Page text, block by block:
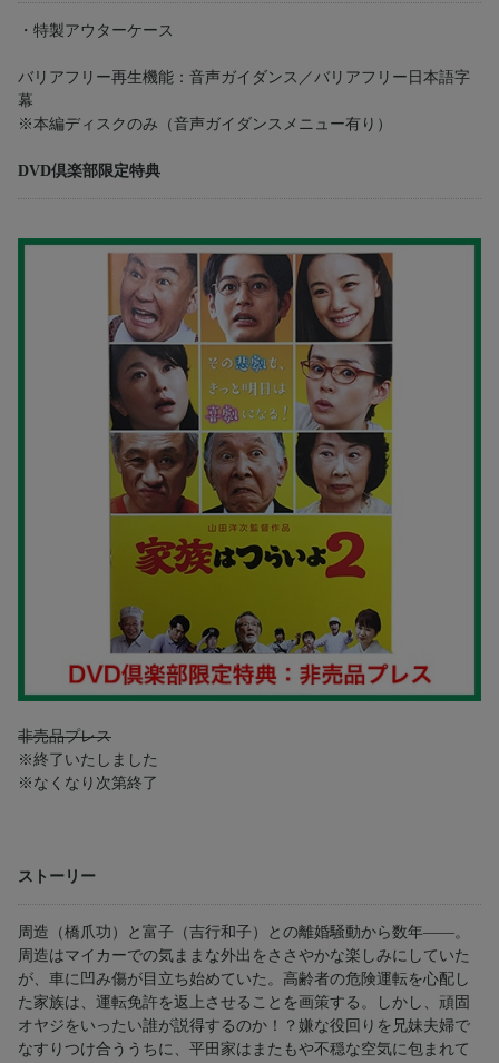
・特製アウターケース
バリアフリー再生機能：音声ガイダンス／バリアフリー日本語字
幕
※本編ディスクのみ（音声ガイダンスメニュー有り）
DVD倶楽部限定特典
非売品プレス
※終了いたしました
※なくなり次第終了
ストーリー
周造（橋爪功）と富子（吉行和子）との離婚騒動から数年――。
周造はマイカーでの気ままな外出をささやかな楽しみにしていた
が、車に凹み傷が目立ち始めていた。高齢者の危険運転を心配し
た家族は、運転免許を返上させることを画策する。しかし、頑固
オヤジをいったい誰が説得するのか！？嫌な役回りを兄妹夫婦で
なすりつけ合ううちに、平田家はまたもや不穏な空気に包まれて